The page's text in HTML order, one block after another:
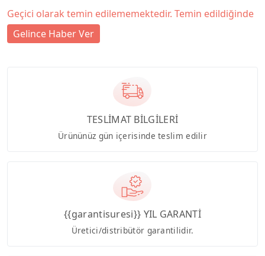
Geçici olarak temin edilememektedir. Temin edildiğinde
Gelince Haber Ver
TESLİMAT BİLGİLERİ
Ürününüz gün içerisinde teslim edilir
{{garantisuresi}} YIL GARANTİ
Üretici/distribütör garantilidir.